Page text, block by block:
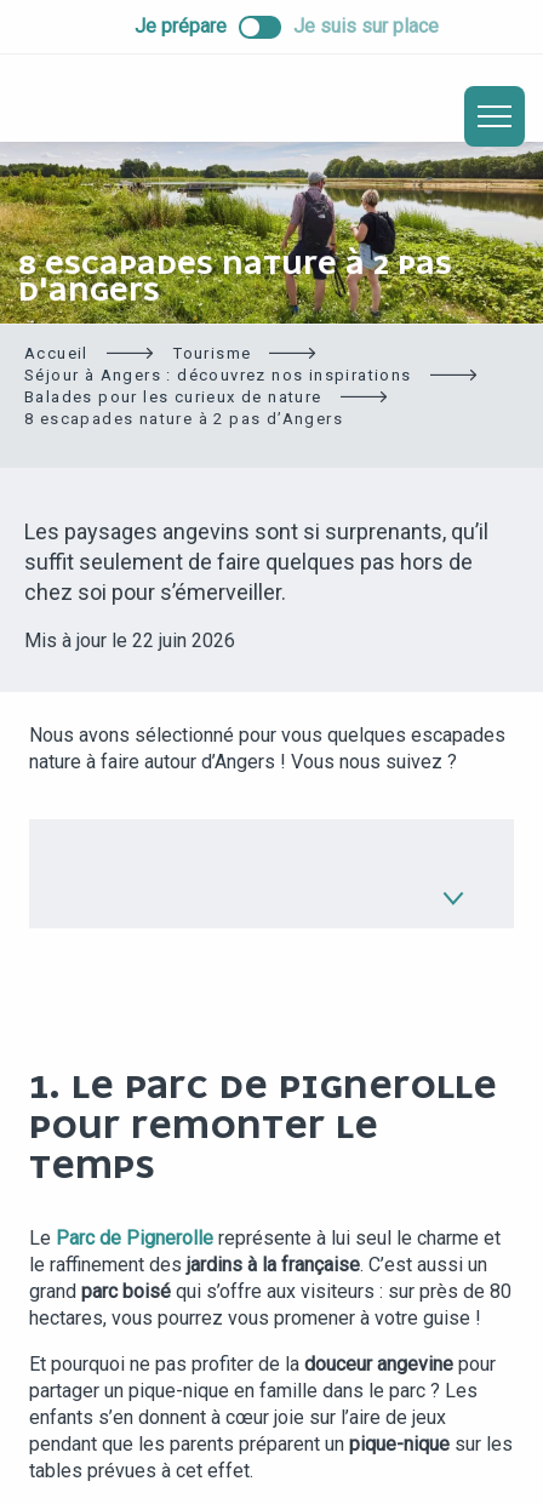
Je prépare Je suis sur place
8 ESCAPADES NATURE À 2 PAS
D'ANGERS
Accueil
Tourisme
Séjour à Angers : découvrez nos inspirations
Balades pour les curieux de nature
8 escapades nature à 2 pas d’Angers
Les paysages angevins sont si surprenants, qu’il
suffit seulement de faire quelques pas hors de
chez soi pour s’émerveiller.
Mis à jour le 22 juin 2026
Nous avons sélectionné pour vous quelques escapades
nature à faire autour d’Angers ! Vous nous suivez ?
1. LE PARC DE PIGNEROLLE
POUR REMONTER LE
TEMPS
Le Parc de Pignerolle représente à lui seul le charme et
le raffinement des jardins à la française. C’est aussi un
grand parc boisé qui s’offre aux visiteurs : sur près de 80
hectares, vous pourrez vous promener à votre guise !
Et pourquoi ne pas profiter de la douceur angevine pour
partager un pique-nique en famille dans le parc ? Les
enfants s’en donnent à cœur joie sur l’aire de jeux
pendant que les parents préparent un pique-nique sur les
tables prévues à cet effet.